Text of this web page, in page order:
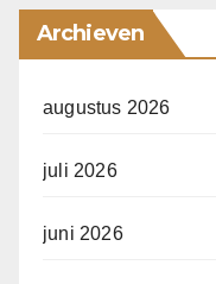
Archieven
augustus 2026
juli 2026
juni 2026